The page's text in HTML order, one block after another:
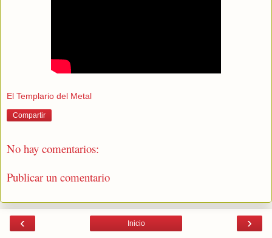
El Templario del Metal
Compartir
No hay comentarios:
Publicar un comentario
‹ ›
Inicio